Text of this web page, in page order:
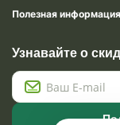
Полезная информация
Узнавайте о